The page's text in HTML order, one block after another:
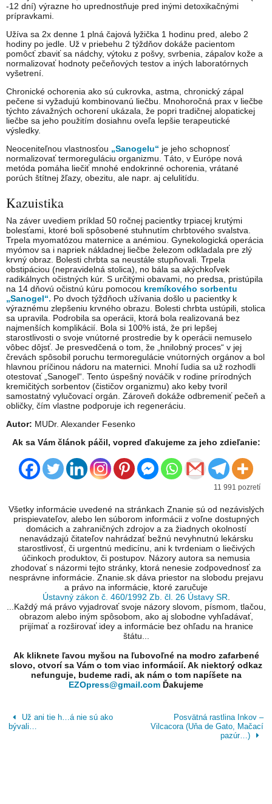
-12 dní) výrazne ho uprednostňuje pred inými detoxikačnými
prípravkami.
Užíva sa 2x denne 1 plná čajová lyžička 1 hodinu pred, alebo 2
hodiny po jedle. Už v priebehu 2 týždňov dokáže pacientom
pomôcť zbaviť sa nádchy, výtoku z pošvy, svrbenia, zápalov kože a
normalizovať hodnoty pečeňových testov a iných laboratórnych
vyšetrení.
Chronické ochorenia ako sú cukrovka, astma, chronický zápal
pečene si vyžadujú kombinovanú liečbu. Mnohoročná prax v liečbe
týchto závažných ochorení ukázala, že popri tradičnej alopatickej
liečbe sa jeho použitím dosiahnu oveľa lepšie terapeutické
výsledky.
Neoceniteľnou vlastnosťou „Sanogelu“ je jeho schopnosť
normalizovať termoreguláciu organizmu. Táto, v Európe nová
metóda pomáha liečiť mnohé endokrinné ochorenia, vrátané
porúch štítnej žľazy, obezitu, ale napr. aj celulitídu.
Kazuistika
Na záver uvediem príklad 50 ročnej pacientky trpiacej krutými
bolesťami, ktoré boli spôsobené stuhnutím chrbtového svalstva.
Trpela myomatózou maternice a anémiou. Gynekologická operácia
myómov sa i napriek nákladnej liečbe železom odkladala pre zlý
krvný obraz. Bolesti chrbta sa neustále stupňovali. Trpela
obstipáciou (nepravidelná stolica), no bála sa akýchkoľvek
radikálnych očistných kúr. S určitými obavami, no predsa, pristúpila
na 14 dňovú očistnú kúru pomocou kremíkového sorbentu
„Sanogel“. Po dvoch týždňoch užívania došlo u pacientky k
výraznému zlepšeniu krvného obrazu. Bolesti chrbta ustúpili, stolica
sa upravila. Podrobila sa operácii, ktorá bola realizovaná bez
najmenších komplikácií. Bola si 100% istá, že pri lepšej
starostlivosti o svoje vnútorné prostredie by k operácii nemuselo
vôbec dôjsť. Je presvedčená o tom, že „hnilobný proces“ v jej
črevách spôsobil poruchu termoregulácie vnútorných orgánov a bol
hlavnou príčinou nádoru na maternici. Mnohí ľudia sa už rozhodli
otestovať „Sanogel“. Tento úspešný nováčik v rodine prírodných
kremičitých sorbentov (čističov organizmu) ako keby tvoril
samostatný vylučovací orgán. Zároveň dokáže odbremeniť pečeň a
obličky, čím vlastne podporuje ich regeneráciu.
Autor: MUDr. Alexander Fesenko
Ak sa Vám článok páčil, vopred ďakujeme za jeho zdieľanie:
11 991 pozretí
Všetky informácie uvedené na stránkach Znanie sú od nezávislých
prispievateľov, alebo len súborom informácii z voľne dostupných
domácich a zahraničných zdrojov a za žiadnych okolností
nenavádzajú čitateľov nahrádzať bežnú nevyhnutnú lekársku
starostlivosť, či urgentnú medicínu, ani k tvrdeniam o liečivých
účinkoch produktov, či postupov. Názory autora sa nemusia
zhodovať s názormi tejto stránky, ktorá nenesie zodpovednosť za
nesprávne informácie. Znanie.sk dáva priestor na slobodu prejavu
a právo na informácie, ktoré zaručuje
Ústavný zákon č. 460/1992 Zb. čl. 26 Ústavy SR
...Každý má právo vyjadrovať svoje názory slovom, písmom, tlačou,
obrazom alebo iným spôsobom, ako aj slobodne vyhľadávať,
prijímať a rozširovať idey a informácie bez ohľadu na hranice
štátu...
Ak kliknete ľavou myšou na ľubovoľné na modro zafarbené
slovo, otvorí sa Vám o tom viac informácií. Ak niektorý odkaz
nefunguje, budeme radi, ak nám o tom napíšete na
EZOpress@gmail.com Ďakujeme
Už ani tie h…á nie sú ako
bývali…
Posvätná rastlina Inkov –
Vilcacora (Uňa de Gato, Mačací
pazúr…)